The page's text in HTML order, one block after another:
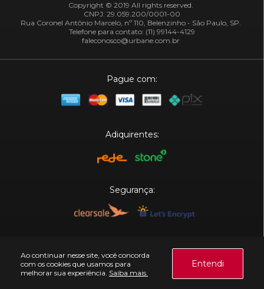
Ao continuar nesse site, você concorda
com os cookies que usamos para
melhorar sua experiência. Saiba mais.
Entendi
Copyright © 2019 All rights reserved.
CNPJ: 29.059.200/0001-00
Rua Coronel Antônio Marcelo, nº 110, Belenzinho - São Paulo, SP.
Telefone para contato: (11) 99144-4129
faleconosco@urbane.com.br
Pague com:
Adiquirentes:
Segurança: